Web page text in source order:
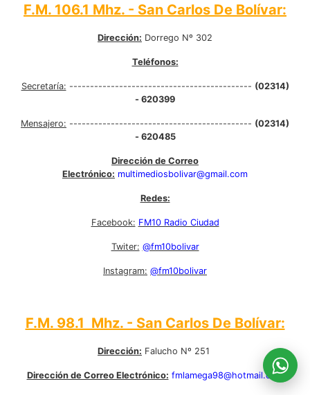
F.M. 106.1 Mhz. - San Carlos De Bolívar:
Dirección: Dorrego Nº 302
Teléfonos:
Secretaría: -------------------------------------------- (02314)
- 620399
Mensajero: -------------------------------------------- (02314)
- 620485
Dirección de Correo
Electrónico: multimediosbolivar@gmail.com
Redes:
Facebook: FM10 Radio Ciudad
Twiter: @fm10bolivar
Instagram: @fm10bolivar
F.M. 98.1 Mhz. - San Carlos De Bolívar:
Dirección: Falucho Nº 251
Dirección de Correo Electrónico: fmlamega98@hotmail.com